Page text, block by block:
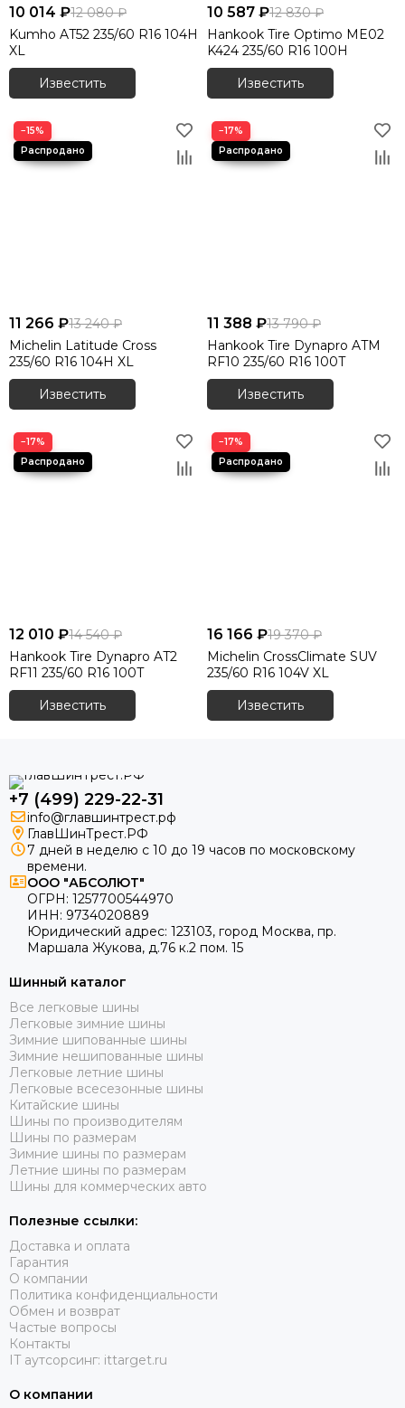
10 014 ₽12 080 ₽
Kumho AT52 235/60 R16 104H
XL
Известить
10 587 ₽12 830 ₽
Hankook Tire Optimo ME02
K424 235/60 R16 100H
Известить
−15%
11 266 ₽13 240 ₽
Michelin Latitude Cross
235/60 R16 104H XL
Известить
−17%
11 388 ₽13 790 ₽
Hankook Tire Dynapro ATM
RF10 235/60 R16 100T
Известить
−17%
12 010 ₽14 540 ₽
Hankook Tire Dynapro AT2
RF11 235/60 R16 100T
Известить
−17%
16 166 ₽19 370 ₽
Michelin CrossClimate SUV
235/60 R16 104V XL
Известить
+7 (499) 229-22-31
info@главшинтрест.рф
ГлавШинТрест.РФ
7 дней в неделю с 10 до 19 часов по московскому
времени.
ООО "АБСОЛЮТ"
ОГРН: 1257700544970
ИНН: 9734020889
Юридический адрес: 123103, город Москва, пр.
Маршала Жукова, д.76 к.2 пом. 15
Шинный каталог
Все легковые шины
Легковые зимние шины
Зимние шипованные шины
Зимние нешипованные шины
Легковые летние шины
Легковые всесезонные шины
Китайские шины
Шины по производителям
Шины по размерам
Зимние шины по размерам
Летние шины по размерам
Шины для коммерческих авто
Полезные ссылки:
Доставка и оплата
Гарантия
О компании
Политика конфиденциальности
Обмен и возврат
Частые вопросы
Контакты
IT аутсорсинг: ittarget.ru
О компании